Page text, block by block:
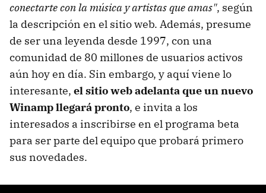
conectarte con la música y artistas que amas", según
la descripción en el sitio web. Además, presume
de ser una leyenda desde 1997, con una
comunidad de 80 millones de usuarios activos
aún hoy en día. Sin embargo, y aquí viene lo
interesante, el sitio web adelanta que un nuevo
Winamp llegará pronto, e invita a los
interesados a inscribirse en el programa beta
para ser parte del equipo que probará primero
sus novedades.